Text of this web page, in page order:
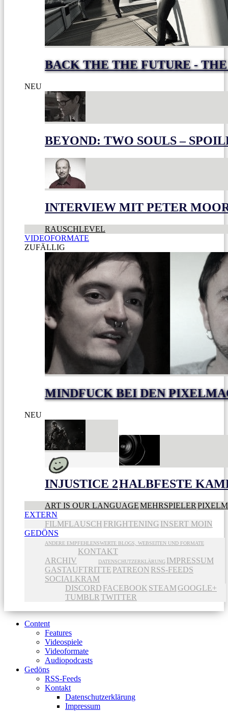
BACK THE THE FUTURE -
NEU
BEYOND: TWO SOULS –
INTERVIEW MIT PETER
RAUSCHLEVEL
VIDEOFORMATE
ZUFÄLLIG
MINDFUCK BEI DEN
NEU
INJUSTICE 2HALBFESTE
ART IS OUR LANGUAGEMEHRSPIELER
EXTERN
FILMFLAUSCH FRIGHTENING INSERT MOIN
GEDÖNS
ANDERE EMPFEHLENSWERTE BLOGS, WEBSEITEN UND FORMATE
ARCHIV
KONTAKT
DATENSCHUTZERKLÄRUNG IMPRESSUM
GASTAUFTRITTE PATREON RSS-FEEDS
SOCIALKRAM
DISCORD FACEBOOK STEAMGOOGLE+
TUMBLR TWITTER
Content
Features
Videospiele
Videoformate
Audiopodcasts
Gedöns
RSS-Feeds
Kontakt
Datenschutzerklärung
Impressum